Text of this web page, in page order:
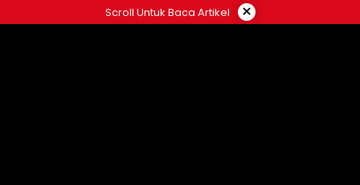
ke
Scroll Untuk Baca Artikel ×